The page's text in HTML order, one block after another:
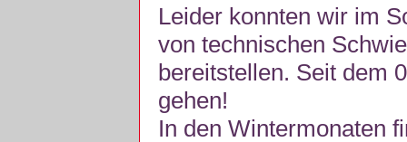
Leider konnten wir im
von technischen
bereitstellen. Seit dem
gehen!
In den Wintermonaten